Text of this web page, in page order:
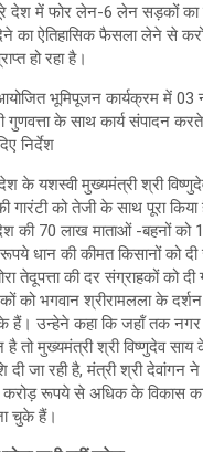
देश में फोर लेन-6 लेन सड़कों का
का ऐतिहासिक फैसला लेने से
हो रहा है।
के यशस्वी मुख्यमंत्री श्री
गारंटी को तेजी के साथ पूरा
की 70 लाख माताओं -बहनों को
धान की कीमत किसानों को दी
तेदूपत्ता की दर संग्राहकों को
को भगवान श्रीरामलला के
हैं। उन्हेने कहा कि जहॉं तक नगर
तो मुख्यमंत्री श्री विष्णुदेव साय के
दी जा रही है, मंत्री श्री देवांगन
करोड़ रूपये से अधिक के विकास
चुके हैं।